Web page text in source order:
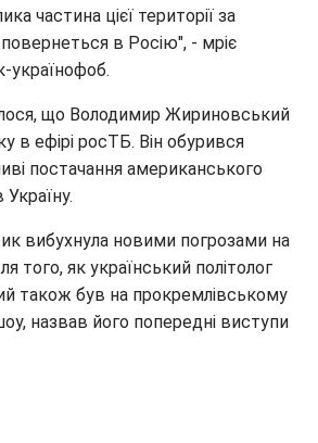
частина цієї території за
в Росію", - мріє
українофоб.
що Володимир Жириновський
в ефірі росТБ. Він обурився
постачання американського
Україну.
вибухнула новими погрозами на
того, як український політолог
також був на прокремлівському
назвав його попередні виступи